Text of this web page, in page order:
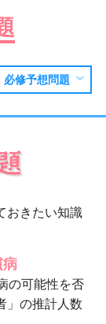
必修予想問題
おきたい知識
病
の可能性を否
」の推計人数